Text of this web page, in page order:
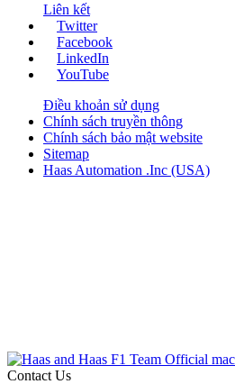
Liên kết
Twitter
Facebook
LinkedIn
YouTube
Điều khoản sử dụng
Chính sách truyền thông
Chính sách bảo mật website
Sitemap
Haas Automation .Inc (USA)
Contact Us